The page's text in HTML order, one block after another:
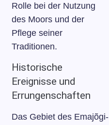
Rolle bei der Nutzung
des Moors und der
Pflege seiner
Traditionen.
Historische
Ereignisse und
Errungenschaften
Das Gebiet des Emajõgi-